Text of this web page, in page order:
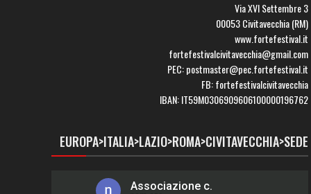
Via XVI Settembre 3
00053 Civitavecchia (RM)
www.fortefestival.it
fortefestivalcivitavecchia@gmail.com
PEC: postmaster@pec.fortefestival.it
FB: fortefestivalcivitavecchia
IBAN: IT59M0306909606100000196762
EUROPA>ITALIA>LAZIO>ROMA>CIVITAVECCHIA>SEDE